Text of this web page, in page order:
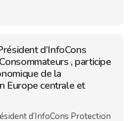
d’InfoCons
, participe
de la
Europe centrale et
d’InfoCons Protection